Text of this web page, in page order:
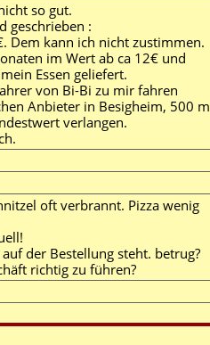
so gut.
geschrieben :
Dem kann ich nicht zustimmen.
im Wert ab ca 12€ und
Essen geliefert.
von Bi-Bi zu mir fahren
Anbieter in Besigheim, 500 m
verlangen.
oft verbrannt. Pizza wenig
der Bestellung steht. betrug?
richtig zu führen?